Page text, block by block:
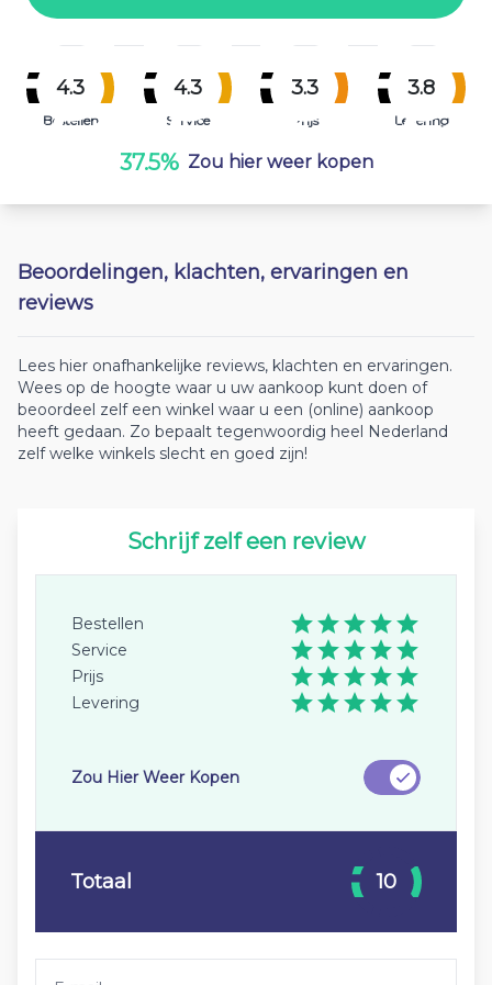
4.3
Bestellen
4.3
Service
3.3
Prijs
3.8
Levering
37.5% Zou hier weer kopen
Beoordelingen, klachten, ervaringen en
reviews
Lees hier onafhankelijke reviews, klachten en ervaringen.
Wees op de hoogte waar u uw aankoop kunt doen of
beoordeel zelf een winkel waar u een (online) aankoop
heeft gedaan. Zo bepaalt tegenwoordig heel Nederland
zelf welke winkels slecht en goed zijn!
Schrijf zelf een review
Bestellen
Service
Prijs
Levering
Zou Hier Weer Kopen
Totaal 10